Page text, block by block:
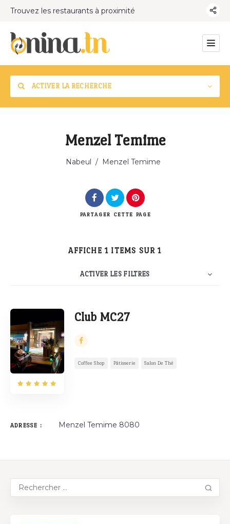
Trouvez les restaurants à proximité
ACTIVER LA RECHERCHE
Rechercher
Menzel Temime
Nabeul / Menzel Temime
PARTAGER CETTE PAGE
AFFICHE 1 ITEMS SUR 1
ACTIVER LES FILTRES
NOMBRE 10
Club MC27
Coffee Shop Pâtisserie Salon De Thé
ADRESSE : Menzel Temime 8080